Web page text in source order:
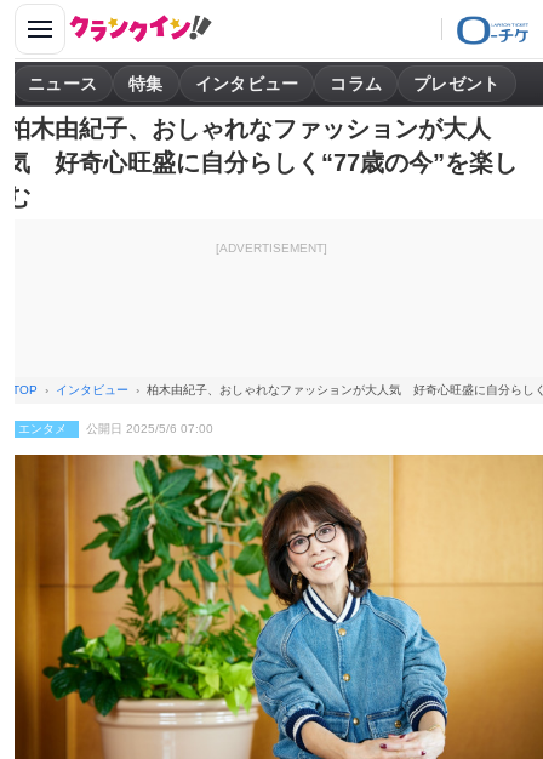
ニュース 特集 インタビュー コラム プレゼント
柏木由紀子、おしゃれなファッションが大人
気 好奇心旺盛に自分らしく“77歳の今”を楽し
む
[ADVERTISEMENT]
TOP インタビュー 柏木由紀子、おしゃれなファッションが大人気 好奇心旺盛に自分らし
エンタメ 公開日 2025/5/6 07:00